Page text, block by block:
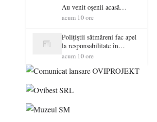
Au venit oșenii acasă…
acum 10 ore
Polițiștii sătmăreni fac apel
la responsabilitate în
trafic…
acum 10 ore